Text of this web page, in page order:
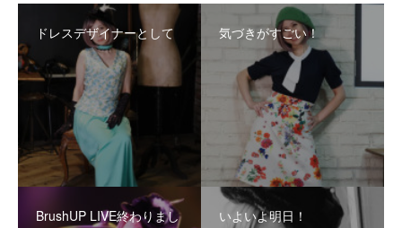
ドレスデザイナーとして 気づきがすごい！
BrushUP LIVE終わりまし
いよいよ明日！